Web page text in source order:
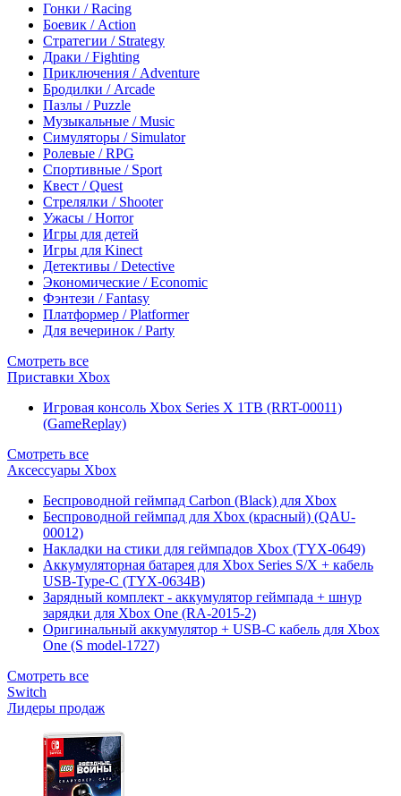
Гонки / Racing
Боевик / Action
Стратегии / Strategy
Драки / Fighting
Приключения / Adventure
Бродилки / Arcade
Пазлы / Puzzle
Музыкальные / Music
Симуляторы / Simulator
Ролевые / RPG
Спортивные / Sport
Квест / Quest
Стрелялки / Shooter
Ужасы / Horror
Игры для детей
Игры для Kinect
Детективы / Detective
Экономические / Economic
Фэнтези / Fantasy
Платформер / Platformer
Для вечеринок / Party
Смотреть все
Приставки Xbox
Игровая консоль Xbox Series X 1TB (RRT-00011)
(GameReplay)
Смотреть все
Аксессуары Xbox
Беспроводной геймпад Carbon (Black) для Xbox
Беспроводной геймпад для Xbox (красный) (QAU-
00012)
Накладки на стики для геймпадов Xbox (TYX-0649)
Аккумуляторная батарея для Xbox Series S/X + кабель
USB-Type-C (TYX-0634B)
Зарядный комплект - аккумулятор геймпада + шнур
зарядки для Xbox One (RA-2015-2)
Оригинальный аккумулятор + USB-C кабель для Xbox
One (S model-1727)
Смотреть все
Switch
Лидеры продаж